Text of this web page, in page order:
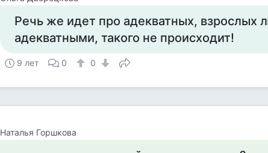
Речь же идет про адекватных, взрослых
адекватными, такого не происходит!
9 лет 0 0
Наталья Горшкова